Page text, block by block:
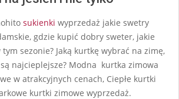
sukienki wyprzedaż jakie swetry
gdzie kupić dobry sweter, jakie
sezonie? Jaką kurtkę wybrać na zimę,
najcieplejsze? Modna kurtka zimowa
w atrakcyjnych cenach, Ciepłe kurtki
kurtki zimowe wyprzedaż.